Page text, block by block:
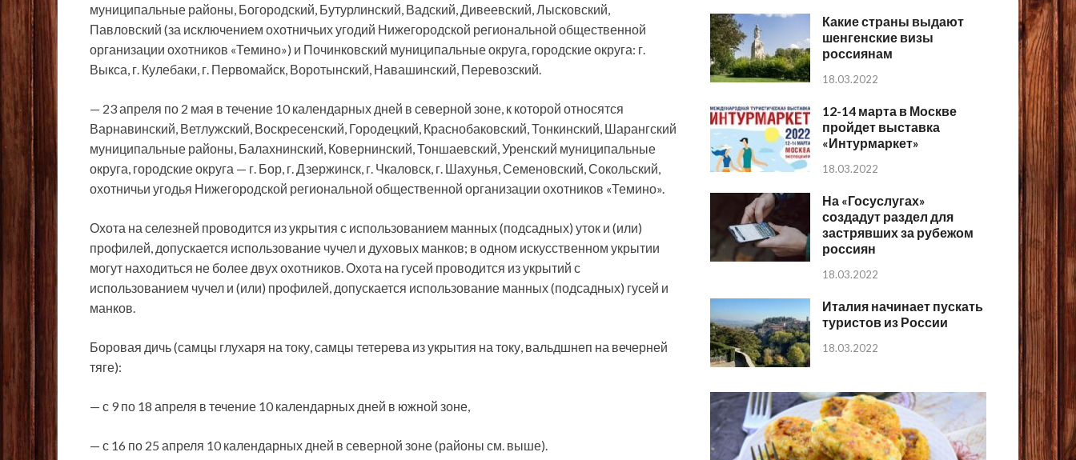
муниципальные районы, Богородский, Бутурлинский, Вадский, Дивеевский, Лысковский,
Павловский (за исключением охотничьих угодий Нижегородской региональной общественной
организации охотников «Темино») и Починковский муниципальные округа, городские округа: г.
Выкса, г. Кулебаки, г. Первомайск, Воротынский, Навашинский, Перевозский.
— 23 апреля по 2 мая в течение 10 календарных дней в северной зоне, к которой относятся
Варнавинский, Ветлужский, Воскресенский, Городецкий, Краснобаковский, Тонкинский, Шарангский
муниципальные районы, Балахнинский, Ковернинский, Тоншаевский, Уренский муниципальные
округа, городские округа — г. Бор, г. Дзержинск, г. Чкаловск, г. Шахунья, Семеновский, Сокольский,
охотничьи угодья Нижегородской региональной общественной организации охотников «Темино».
Охота на селезней проводится из укрытия с использованием манных (подсадных) уток и (или)
профилей, допускается использование чучел и духовых манков; в одном искусственном укрытии
могут находиться не более двух охотников. Охота на гусей проводится из укрытий с
использованием чучел и (или) профилей, допускается использование манных (подсадных) гусей и
манков.
Боровая дичь (самцы глухаря на току, самцы тетерева из укрытия на току, вальдшнеп на вечерней
тяге):
— с 9 по 18 апреля в течение 10 календарных дней в южной зоне,
— с 16 по 25 апреля 10 календарных дней в северной зоне (районы см. выше).
Какие страны выдают
шенгенские визы
россиянам
18.03.2022
12-14 марта в Москве
пройдет выставка
«Интурмаркет»
18.03.2022
На «Госуслугах»
создадут раздел для
застрявших за рубежом
россиян
18.03.2022
Италия начинает пускать
туристов из России
18.03.2022